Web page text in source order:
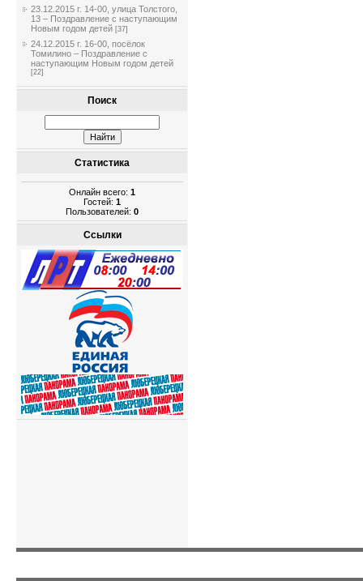
23.12.2015 г. 14-00, улица Толстого,
13 – Поздравление с наступающим
Новым годом детей [37]
24.12.2015 г. 16-00, посёлок
Томилино – Поздравление с
наступающим Новым годом детей
[22]
Поиск
Статистика
Онлайн всего: 1
Гостей: 1
Пользователей: 0
Ссылки